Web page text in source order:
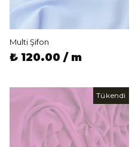
Multi Şifon
₺ 120.00 / m
Tükendi